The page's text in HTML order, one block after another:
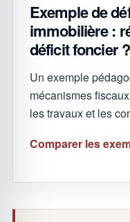
Exemple de
immobilière :
déficit foncier ?
Un exemple
mécanismes
les travaux et les
Comparer les